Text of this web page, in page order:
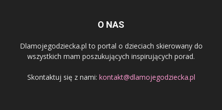
O NAS
Dlamojegodziecka.pl to portal o dzieciach skierowany do
wszystkich mam poszukujących inspirujących porad.
Skontaktuj się z nami: kontakt@dlamojegodziecka.pl